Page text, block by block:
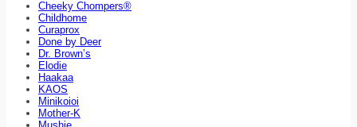
Cheeky Chompers®
Childhome
Curaprox
Done by Deer
Dr. Brown’s
Elodie
Haakaa
KAOS
Minikoioi
Mother-K